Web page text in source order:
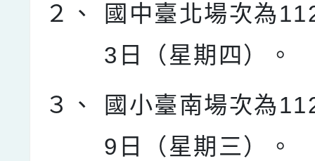
２、
國中臺北場次為
3日（星期四）。
３、
國小臺南場次為
9日（星期三）。